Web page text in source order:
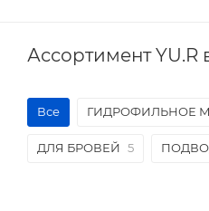
Ассортимент
Все ГИДРОФИЛЬНОЕ
ДЛЯ БРОВЕЙ 5